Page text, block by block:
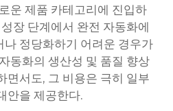
운 제품 카테고리에 진입하
장 단계에서 완전 자동화에
정당화하기 어려운 경우가
동화의 생산성 및 품질 향상
면서도, 그 비용은 극히 일부
안을 제공한다.